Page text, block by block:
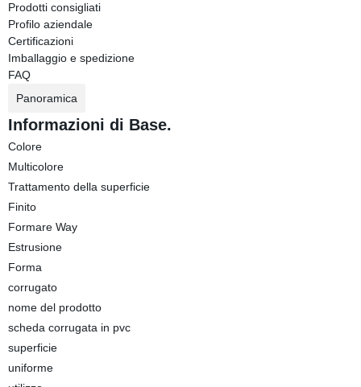
Prodotti consigliati
Profilo aziendale
Certificazioni
Imballaggio e spedizione
FAQ
Panoramica
Informazioni di Base.
Colore
Multicolore
Trattamento della superficie
Finito
Formare Way
Estrusione
Forma
corrugato
nome del prodotto
scheda corrugata in pvc
superficie
uniforme